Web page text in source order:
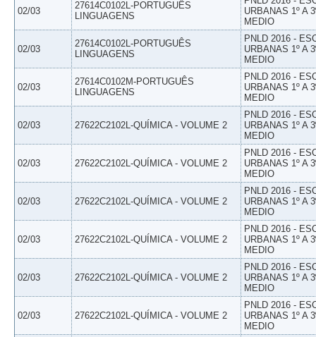
02/03
27614C0102L-PORTUGUÊS
LINGUAGENS
URBANAS 1º A
MEDIO
02/03
27614C0102L-PORTUGUÊS
LINGUAGENS
PNLD 2016 -
URBANAS 1º A
MEDIO
02/03
27614C0102M-PORTUGUÊS
LINGUAGENS
PNLD 2016 -
URBANAS 1º A
MEDIO
02/03 27622C2102L-QUÍMICA - VOLUME 2
PNLD 2016 -
URBANAS 1º A
MEDIO
02/03 27622C2102L-QUÍMICA - VOLUME 2
PNLD 2016 -
URBANAS 1º A
MEDIO
02/03 27622C2102L-QUÍMICA - VOLUME 2
PNLD 2016 -
URBANAS 1º A
MEDIO
02/03 27622C2102L-QUÍMICA - VOLUME 2
PNLD 2016 -
URBANAS 1º A
MEDIO
02/03 27622C2102L-QUÍMICA - VOLUME 2
PNLD 2016 -
URBANAS 1º A
MEDIO
02/03 27622C2102L-QUÍMICA - VOLUME 2
PNLD 2016 -
URBANAS 1º A
MEDIO